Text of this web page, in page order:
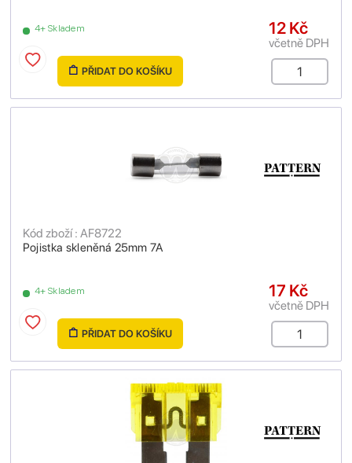
4+ Skladem 12 Kč
včetně DPH
PŘIDAT DO KOŠÍKU
Pojistka skleněná 25mm 7A
Kód zboží : AF8722
4+ Skladem 17 Kč
včetně DPH
PŘIDAT DO KOŠÍKU